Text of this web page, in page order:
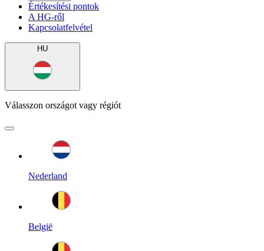
Értékesítési pontok
A HG-ről
Kapcsolatfelvétel
HU
Válasszon országot vagy régiót
Nederland
België